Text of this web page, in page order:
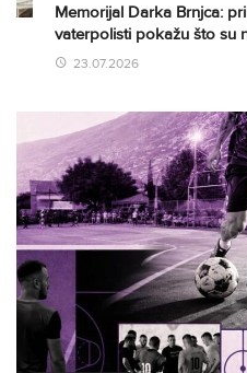
Memorijal Darka Brnjca:
vaterpolisti pokažu što su
23.07.2026